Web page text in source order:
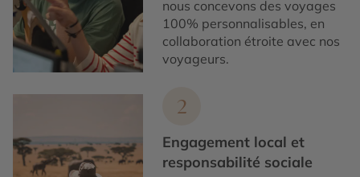
Et parmi les autres lieux mythiques des États-Unis, on
trouve également la fameuse Route 66 qui traverse le
pays, les Everglades et leurs alligators ou encore le
autres.
New York, la Floride ou encore la Californie, à la
découverte des incontournables du pays.
nous concevons des voyages
100% personnalisables, en
collaboration étroite avec nos
voyageurs.
2
Engagement local et
responsabilité sociale